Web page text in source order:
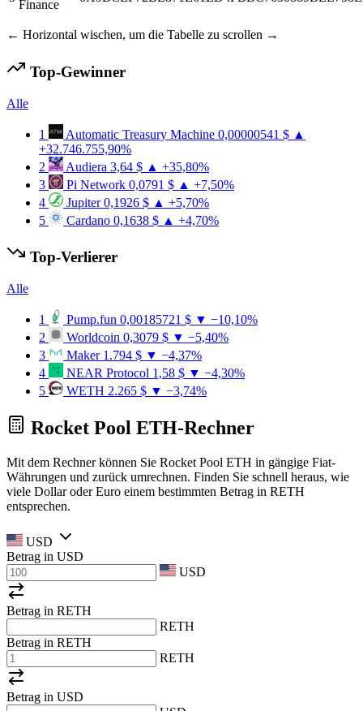
Finance
← Horizontal wischen, um die Tabelle zu scrollen →
Top-Gewinner
Alle
1 Automatic Treasury Machine 0,00000541 $ ▲
+32.746.755,90%
2
Audiera 3,64 $ ▲ +35,80%
3
Pi Network 0,0791 $ ▲ +7,50%
4
Jupiter 0,1926 $ ▲ +5,70%
5
Cardano 0,1638 $ ▲ +4,70%
Top-Verlierer
Alle
1 Pump.fun 0,00185721 $ ▼ −10,10%
2
Worldcoin 0,3079 $ ▼ −5,40%
3
Maker 1.794 $ ▼ −4,37%
4
NEAR Protocol 1,58 $ ▼ −4,30%
5
WETH 2.265 $ ▼ −3,74%
Rocket Pool ETH-Rechner
Mit dem Rechner können Sie Rocket Pool ETH in gängige Fiat-
Währungen und zurück umrechnen. Finden Sie schnell heraus, wie
viele Dollar oder Euro einem bestimmten Betrag in RETH
entsprechen.
USD
Betrag in USD
USD
Betrag in RETH
RETH
Betrag in RETH
RETH
Betrag in USD